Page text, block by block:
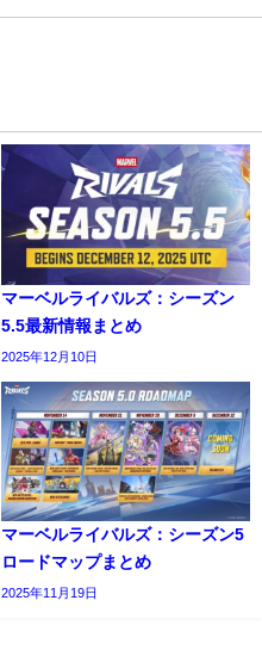
マーベルライバルズ：シーズン
5.5最新情報まとめ
2025年12月10日
マーベルライバルズ：シーズン5
ロードマップまとめ
2025年11月19日